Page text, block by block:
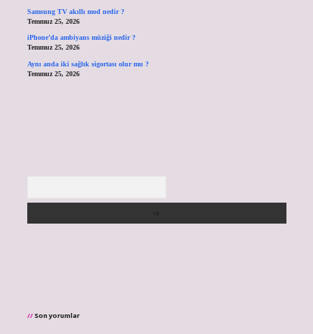
Samsung TV akıllı mod nedir ?
Temmuz 25, 2026
iPhone’da ambiyans müziği nedir ?
Temmuz 25, 2026
Aynı anda iki sağlık sigortası olur mu ?
Temmuz 25, 2026
Son yorumlar